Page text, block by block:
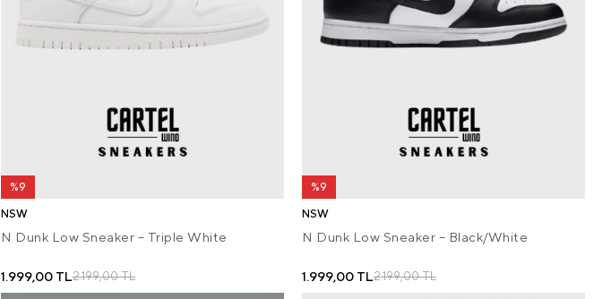
%9
NSW
N Dunk Low Sneaker – Triple White
2.199,00 TL
1.999,00 TL
%9
NSW
N Dunk Low Sneaker – Black/White
2.199,00 TL
1.999,00 TL